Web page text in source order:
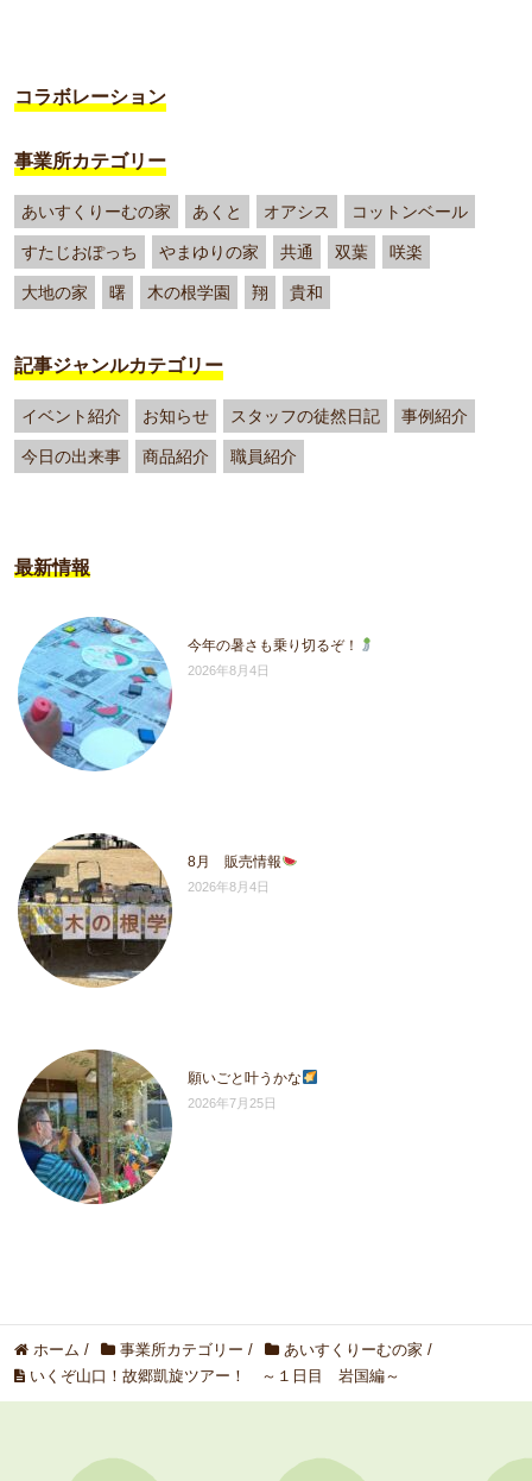
コラボレーション
事業所カテゴリー
あいすくりーむの家 あくと オアシス コットンベール
すたじおぽっち やまゆりの家 共通 双葉 咲楽
大地の家 曙 木の根学園 翔 貴和
記事ジャンルカテゴリー
イベント紹介 お知らせ スタッフの徒然日記 事例紹介
今日の出来事 商品紹介 職員紹介
最新情報
今年の暑さも乗り切るぞ！
2026年8月4日
8月 販売情報
2026年8月4日
願いごと叶うかな
2026年7月25日
ホーム / 事業所カテゴリー / あいすくりーむの家 /
いくぞ山口！故郷凱旋ツアー！ ～１日目 岩国編～